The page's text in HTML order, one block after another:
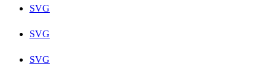
SVG
SVG
SVG